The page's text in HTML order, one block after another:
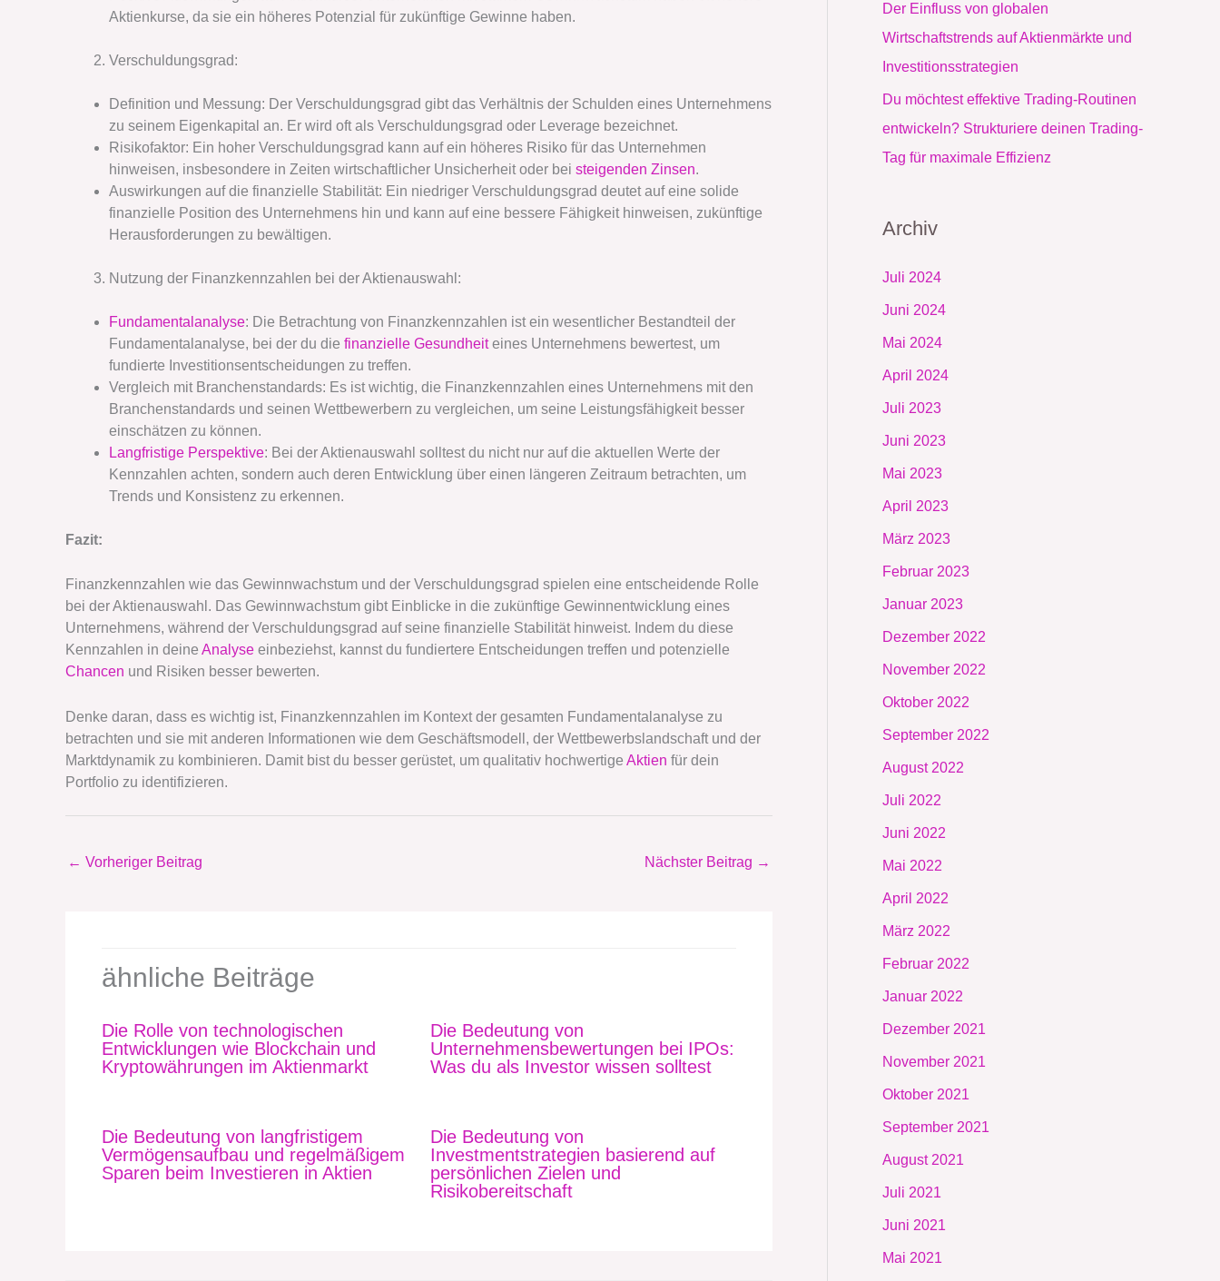
Aktienkurse, da sie ein höheres Potenzial für zukünftige Gewinne haben.
Verschuldungsgrad:
Definition und Messung: Der Verschuldungsgrad gibt das Verhältnis der Schulden eines Unternehmens
zu seinem Eigenkapital an. Er wird oft als Verschuldungsgrad oder Leverage bezeichnet.
Risikofaktor: Ein hoher Verschuldungsgrad kann auf ein höheres Risiko für das Unternehmen
hinweisen, insbesondere in Zeiten wirtschaftlicher Unsicherheit oder bei steigenden Zinsen.
Auswirkungen auf die finanzielle Stabilität: Ein niedriger Verschuldungsgrad deutet auf eine solide
finanzielle Position des Unternehmens hin und kann auf eine bessere Fähigkeit hinweisen, zukünftige
Herausforderungen zu bewältigen.
Nutzung der Finanzkennzahlen bei der Aktienauswahl:
Fundamentalanalyse: Die Betrachtung von Finanzkennzahlen ist ein wesentlicher Bestandteil der
Fundamentalanalyse, bei der du die finanzielle Gesundheiteines Unternehmens bewertest, um
fundierte Investitionsentscheidungen zu treffen.
Vergleich mit Branchenstandards: Es ist wichtig, die Finanzkennzahlen eines Unternehmens mit den
Branchenstandards und seinen Wettbewerbern zu vergleichen, um seine Leistungsfähigkeit besser
einschätzen zu können.
Langfristige Perspektive: Bei der Aktienauswahl solltest du nicht nur auf die aktuellen Werte der
Kennzahlen achten, sondern auch deren Entwicklung über einen längeren Zeitraum betrachten, um
Trends und Konsistenz zu erkennen.
Fazit:
Finanzkennzahlen wie das Gewinnwachstum und der Verschuldungsgrad spielen eine entscheidende Rolle
bei der Aktienauswahl. Das Gewinnwachstum gibt Einblicke in die zukünftige Gewinnentwicklung eines
Unternehmens, während der Verschuldungsgrad auf seine finanzielle Stabilität hinweist. Indem du diese
Kennzahlen in deine Analyse einbeziehst, kannst du fundiertere Entscheidungen treffen und potenzielle
Chancen und Risiken besser bewerten.
Denke daran, dass es wichtig ist, Finanzkennzahlen im Kontext der gesamten Fundamentalanalyse zu
betrachten und sie mit anderen Informationen wie dem Geschäftsmodell, der Wettbewerbslandschaft und der
Marktdynamik zu kombinieren. Damit bist du besser gerüstet, um qualitativ hochwertige Aktien für dein
Portfolio zu identifizieren.
← Vorheriger Beitrag Nächster Beitrag →
ähnliche Beiträge
Die Rolle von technologischen
Entwicklungen wie Blockchain und
Kryptowährungen im Aktienmarkt
Die Bedeutung von
Unternehmensbewertungen bei IPOs:
Was du als Investor wissen solltest
Die Bedeutung von langfristigem
Vermögensaufbau und regelmäßigem
Sparen beim Investieren in Aktien
Die Bedeutung von
Investmentstrategien basierend auf
persönlichen Zielen und
Risikobereitschaft
Der Einfluss von globalen
Wirtschaftstrends auf Aktienmärkte und
Investitionsstrategien
Du möchtest effektive Trading-Routinen
entwickeln? Strukturiere deinen Trading-
Tag für maximale Effizienz
Archiv
Juli 2024
Juni 2024
Mai 2024
April 2024
Juli 2023
Juni 2023
Mai 2023
April 2023
März 2023
Februar 2023
Januar 2023
Dezember 2022
November 2022
Oktober 2022
September 2022
August 2022
Juli 2022
Juni 2022
Mai 2022
April 2022
März 2022
Februar 2022
Januar 2022
Dezember 2021
November 2021
Oktober 2021
September 2021
August 2021
Juli 2021
Juni 2021
Mai 2021